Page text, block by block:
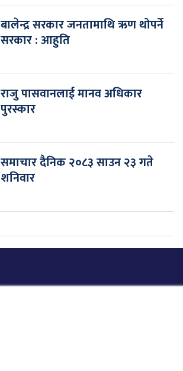
बालेन्द्र सरकार जनतामाथि ऋण थोपर्ने
सरकार : आहुति
राजु पासवानलाई मानव अधिकार
पुरस्कार
समाचार दैनिक २०८३ साउन २३ गते
शनिवार